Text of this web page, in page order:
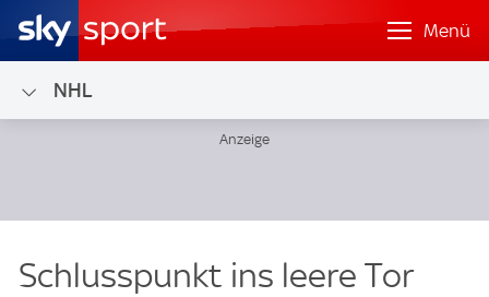
Menü
NHL
Schlusspunkt ins leere Tor